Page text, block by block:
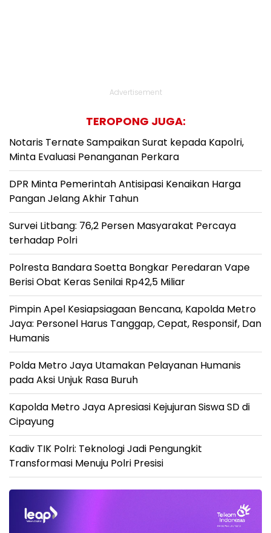
Advertisement
TEROPONG JUGA:
Notaris Ternate Sampaikan Surat kepada Kapolri,
Minta Evaluasi Penanganan Perkara
DPR Minta Pemerintah Antisipasi Kenaikan Harga
Pangan Jelang Akhir Tahun
Survei Litbang: 76,2 Persen Masyarakat Percaya
terhadap Polri
Polresta Bandara Soetta Bongkar Peredaran Vape
Berisi Obat Keras Senilai Rp42,5 Miliar
Pimpin Apel Kesiapsiagaan Bencana, Kapolda Metro
Jaya: Personel Harus Tanggap, Cepat, Responsif, Dan
Humanis
Polda Metro Jaya Utamakan Pelayanan Humanis
pada Aksi Unjuk Rasa Buruh
Kapolda Metro Jaya Apresiasi Kejujuran Siswa SD di
Cipayung
Kadiv TIK Polri: Teknologi Jadi Pengungkit
Transformasi Menuju Polri Presisi